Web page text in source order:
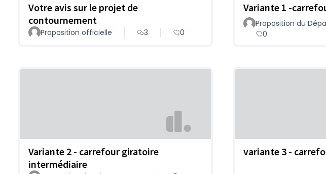
Votre avis sur le projet de
contournement
Proposition officielle 3 0
Variante 1 -
Proposition du
0
Variante 2 - carrefour giratoire
intermédiaire
variante 3 -